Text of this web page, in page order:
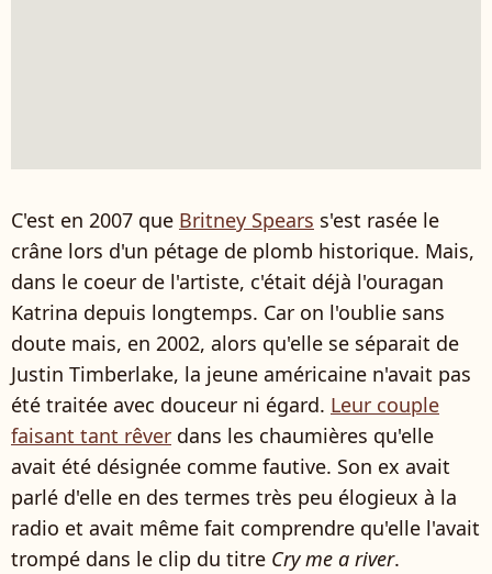
C'est en 2007 que Britney Spears s'est rasée le
crâne lors d'un pétage de plomb historique. Mais,
dans le coeur de l'artiste, c'était déjà l'ouragan
Katrina depuis longtemps. Car on l'oublie sans
doute mais, en 2002, alors qu'elle se séparait de
Justin Timberlake, la jeune américaine n'avait pas
été traitée avec douceur ni égard. Leur couple
faisant tant rêver dans les chaumières qu'elle
avait été désignée comme fautive. Son ex avait
parlé d'elle en des termes très peu élogieux à la
radio et avait même fait comprendre qu'elle l'avait
trompé dans le clip du titre Cry me a river.